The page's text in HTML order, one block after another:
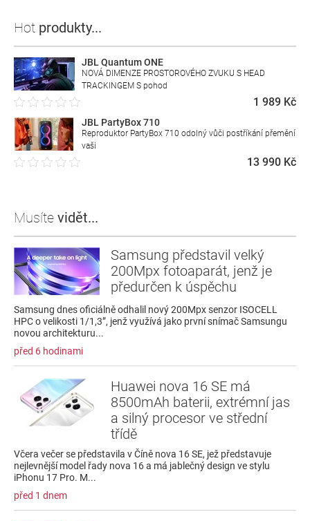
Hot produkty...
JBL Quantum ONE
NOVÁ DIMENZE PROSTOROVÉHO ZVUKU S HEAD
TRACKINGEM S pohod
1 989 Kč
JBL PartyBox 710
Reproduktor PartyBox 710 odolný vůči postříkání přemění
vaši
13 990 Kč
Musíte vidět...
Samsung představil velký
200Mpx fotoaparát, jenž je
předurčen k úspěchu
Samsung dnes oficiálně odhalil nový 200Mpx senzor ISOCELL
HPC o velikosti 1/1,3”, jenž využívá jako první snímač Samsungu
novou architekturu...
před 6 hodinami
Huawei nova 16 SE má
8500mAh baterii, extrémní jas
a silný procesor ve střední
třídě
Včera večer se představila v Číně nova 16 SE, jež představuje
nejlevnější model řady nova 16 a má jablečný design ve stylu
iPhonu 17 Pro. M...
před 1 dnem